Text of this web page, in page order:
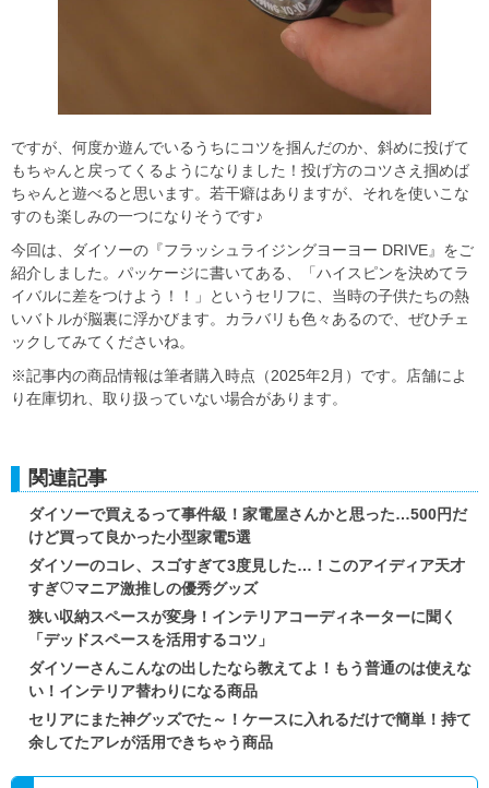
ですが、何度か遊んでいるうちにコツを掴んだのか、斜めに投げて
もちゃんと戻ってくるようになりました！投げ方のコツさえ掴めば
ちゃんと遊べると思います。若干癖はありますが、それを使いこな
すのも楽しみの一つになりそうです♪
今回は、ダイソーの『フラッシュライジングヨーヨー DRIVE』をご
紹介しました。パッケージに書いてある、「ハイスピンを決めてラ
イバルに差をつけよう！！」というセリフに、当時の子供たちの熱
いバトルが脳裏に浮かびます。カラバリも色々あるので、ぜひチェ
ックしてみてくださいね。
※記事内の商品情報は筆者購入時点（2025年2月）です。店舗によ
り在庫切れ、取り扱っていない場合があります。
関連記事
ダイソーで買えるって事件級！家電屋さんかと思った…500円だ
けど買って良かった小型家電5選
ダイソーのコレ、スゴすぎて3度見した…！このアイディア天才
すぎ♡マニア激推しの優秀グッズ
狭い収納スペースが変身！インテリアコーディネーターに聞く
「デッドスペースを活用するコツ」
ダイソーさんこんなの出したなら教えてよ！もう普通のは使えな
い！インテリア替わりになる商品
セリアにまた神グッズでた～！ケースに入れるだけで簡単！持て
余してたアレが活用できちゃう商品